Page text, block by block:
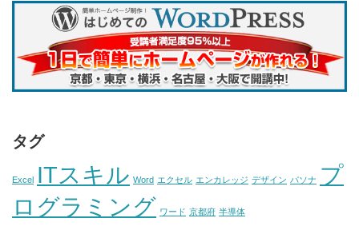
タグ
Excel ITスキル Word エクセル エンカレッジ デザイン パソナ プ
ログラミング ワード 京都府 半導体